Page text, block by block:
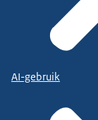
AI-gebruik